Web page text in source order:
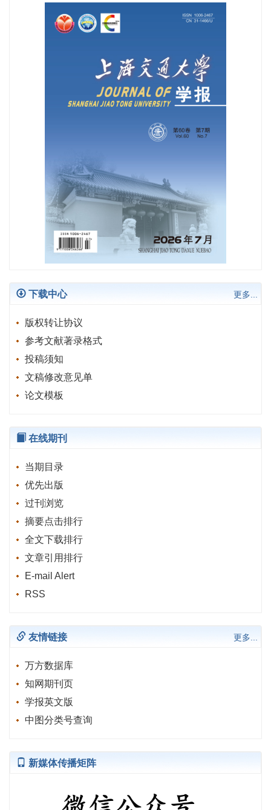
2026年第60卷第1期目次
2025年第59卷第12期目次
下载中心 更多...
版权转让协议
参考文献著录格式
投稿须知
文稿修改意见单
论文模板
在线期刊
当期目录
优先出版
过刊浏览
摘要点击排行
全文下载排行
文章引用排行
E-mail Alert
RSS
友情链接 更多...
万方数据库
知网期刊页
学报英文版
中图分类号查询
新媒体传播矩阵